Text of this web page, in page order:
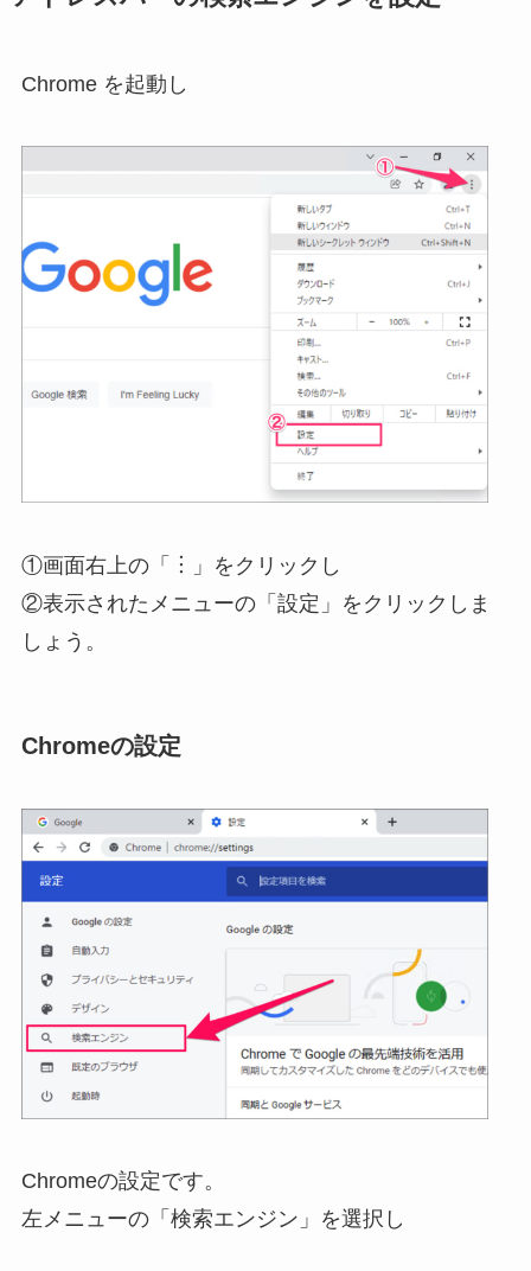
Chrome を起動し
①画面右上の「︙」をクリックし
②表示されたメニューの「設定」をクリックしま
しょう。
Chromeの設定
Chromeの設定です。
左メニューの「検索エンジン」を選択し